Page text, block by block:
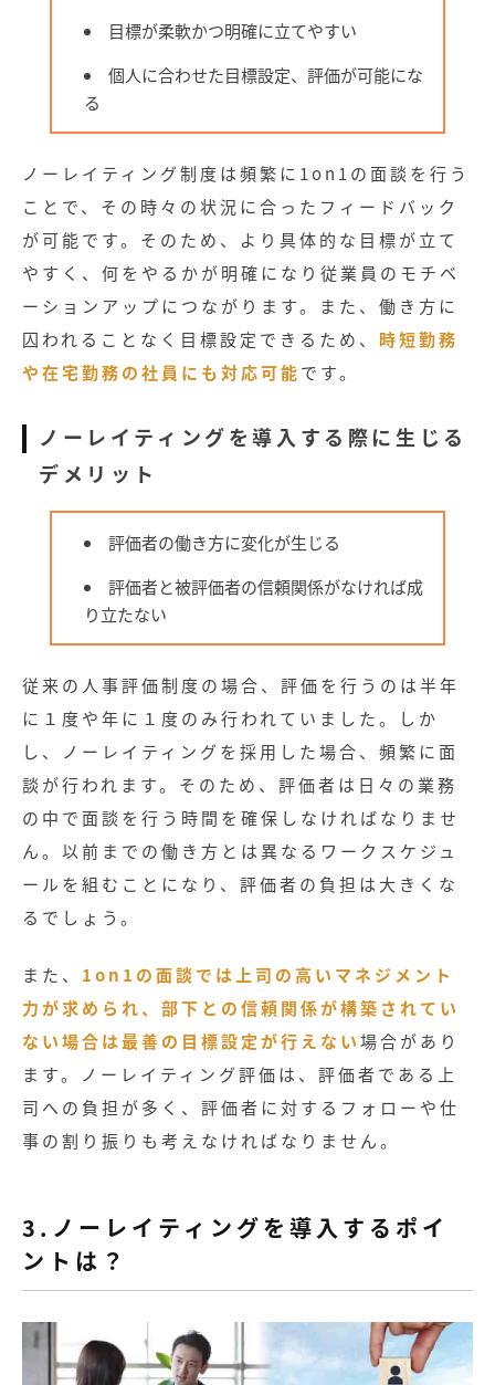
記事
目標が柔軟かつ明確に立てやすい
個人に合わせた目標設定、評価が可能にな
る
ノーレイティング制度は頻繁に1on1の面談を行う
ことで、その時々の状況に合ったフィードバック
が可能です。そのため、より具体的な目標が立て
やすく、何をやるかが明確になり従業員のモチベ
ーションアップにつながります。また、働き方に
囚われることなく目標設定できるため、 時短勤務
や在宅勤務の社員にも対応可能です。
ノーレイティングを導入する際に生じる
デメリット
評価者の働き方に変化が生じる
評価者と被評価者の信頼関係がなければ成
り立たない
従来の人事評価制度の場合、評価を行うのは半年
に１度や年に１度のみ行われていました。しか
し、ノーレイティングを採用した場合、頻繁に面
談が行われます。そのため、評価者は日々の業務
の中で面談を行う時間を確保しなければなりませ
ん。以前までの働き方とは異なるワークスケジュ
ールを組むことになり、評価者の負担は大きくな
るでしょう。
また、 1on1の面談では上司の高いマネジメント
力が求められ、部下との信頼関係が構築されてい
ない場合は最善の目標設定が行えない場合があり
ます。ノーレイティング評価は、評価者である上
司への負担が多く、評価者に対するフォローや仕
事の割り振りも考えなければなりません。
3.ノーレイティングを導入するポイ
ントは？